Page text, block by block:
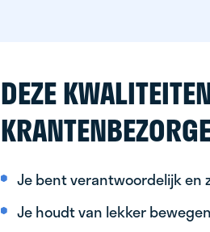
DEZE
Je bent verantwoordelijk en
Je houdt van lekker